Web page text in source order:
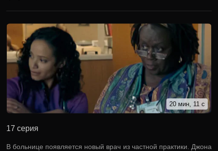
20 мин, 11 с
17 серия
В больнице появляется новый врач из частной практики. Джона